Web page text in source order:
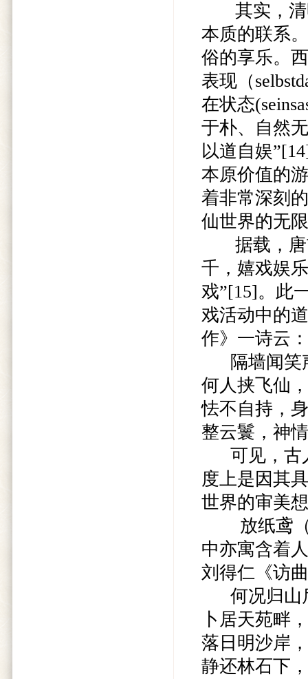
其实，清
本质的联系
俗的享乐。
表现（
在状态
于朴、自然
以道自娱
本原价值的
着非常深刻
仙世界的无
据载，唐
千，嬉戏娱
戏”[15]。此
戏活动中的
作》一诗云：
隔墙闻笑
何人挟飞仙
怯不自持，
整云鬟，神
可见，古
度上是因其
世界的审美
放纸鸢（
中亦寓含着
刘得仁《访
何况归山
卜居天苑畔
落日明沙岸
静还林石下